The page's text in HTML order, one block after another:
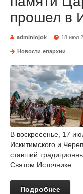
прошел в
adminlojok 18 июл
Новости епархии
В воскресенье, 17
Искитимского и
ставший
Святом Источнике.
Подробнее